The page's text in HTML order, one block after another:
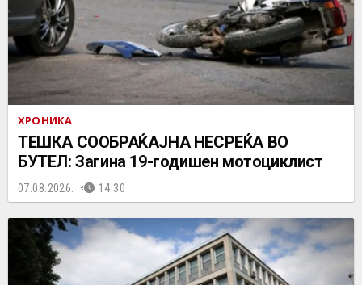
ХРОНИКА
ТЕШКА СООБРАЌАЈНА НЕСРЕЌА ВО
БУТЕЛ: Загина 19-годишен мотоциклист
07.08.2026. 14:30